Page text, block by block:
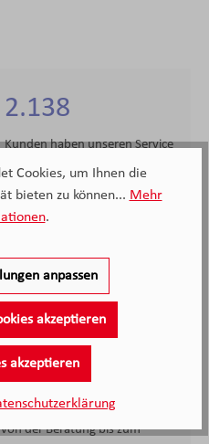
2.138
Kunden haben unseren Service
4.4
der Beratung bis zum
Cookies, um Ihnen die
bieten zu können... Mehr
.
anpassen
akzeptieren
akzeptieren